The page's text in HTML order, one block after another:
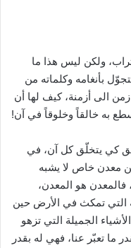
ولكن ليس هذا ما
بأنغامه وكلماته من
الى أزمنة، كيف لها أن
به خالقاً وخلوقاً في آن!
كي يتخلّق كل آن، في
معدن خاص لا يشبه
فالمعدن هو المعدن،
التي تمكث في الأرض حين
الجميلة التي تزهو
ما تعبّر عنا، فهي له بقدر